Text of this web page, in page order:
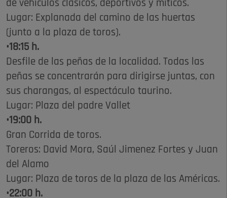
de vehículos clásicos, deportivos y míticos.
Lugar: Explanada del camino de las huertas
(junto a la plaza de toros).
•18:15 h.
Desfile de las peñas de la localidad. Todas las
peñas se concentrarán para dirigirse juntas, con
sus charangas, al espectáculo taurino.
Lugar: Plaza del padre Vallet
•19:00 h.
Gran Corrida de toros.
Toreros: David Mora, Saúl Jimenez Fortes y Juan
del Alamo
Lugar: Plaza de toros de la plaza de las Américas.
•22:00 h.